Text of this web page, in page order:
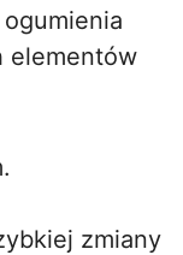
elementów
zmiany